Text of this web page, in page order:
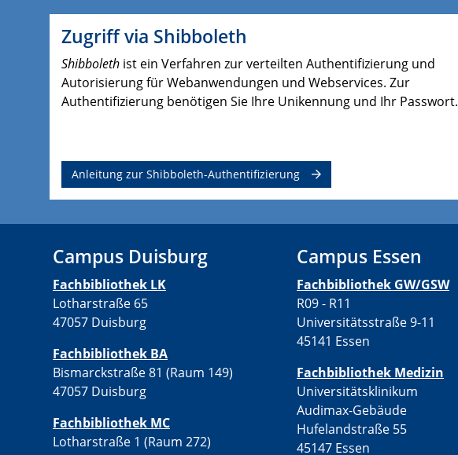
Zugriff via Shibboleth
Shibboleth ist ein Verfahren zur verteilten Authentifizierung und
Autorisierung für Webanwendungen und Webservices. Zur
Authentifizierung benötigen Sie Ihre Unikennung und Ihr Passwort.
Anleitung zur Shibboleth-Authentifizierung
Campus Duisburg
Fachbibliothek LK
Lotharstraße 65
47057 Duisburg
Fachbibliothek BA
Bismarckstraße 81 (Raum 149)
47057 Duisburg
Fachbibliothek MC
Lotharstraße 1 (Raum 272)
Campus Essen
Fachbibliothek GW/GSW
R09 - R11
Universitätsstraße 9-11
45141 Essen
Fachbibliothek Medizin
Universitätsklinikum
Audimax-Gebäude
Hufelandstraße 55
45147 Essen